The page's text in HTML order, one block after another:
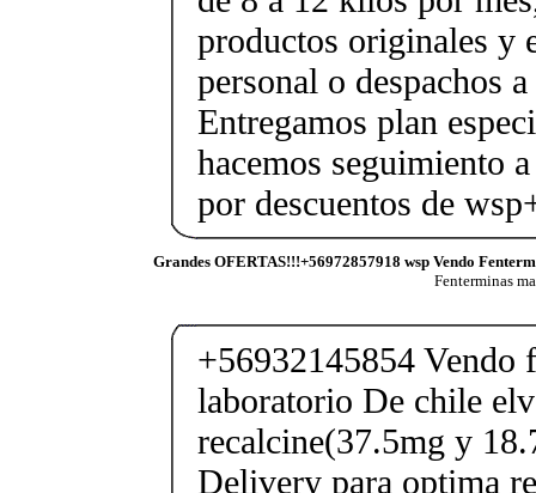
productos originales y
personal o despachos
Entregamos plan
hacemos seguimiento
por descuentos de
Grandes OFERTAS!!!+56972857918 wsp Vendo
Fenterminas
+56932145854 Vendo
laboratorio De chile
recalcine(37.5mg y
Delivery para optima